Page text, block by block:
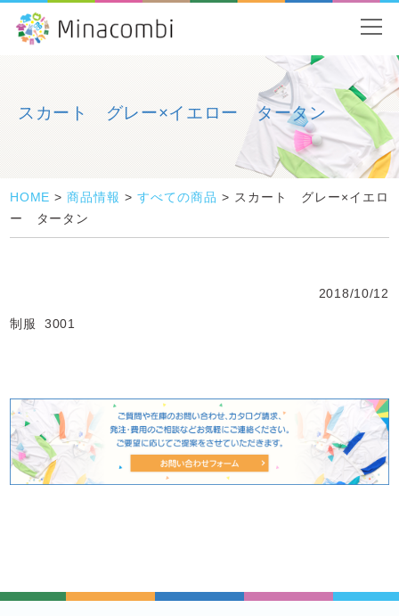
スカート グレー×イエロー タータン
HOME > 商品情報 > すべての商品 > スカート グレー×イエロ
ー タータン
2018/10/12
制服 3001